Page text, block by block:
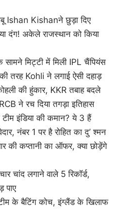
Ishan Kishanने छुड़ा दिए
दंग! अकेले राजस्थान को किया
मिट्टी में मिली IPL चैंपियंस
तरह Kohli ने लगाई ऐसी दहाड़
की हुंकार, KKR तबाह बदले
ने रच दिया तगड़ा इतिहास
टीम इंडिया की कमान? ये 3 हैं
नंबर 1 पर है रोहित का दु’ श्मन
की कप्तानी का ऑफर, क्या छोड़ेंगे
चांद लगाने वाले 5 रिकॉर्ड,
पाए
के बैटिंग कोच, इंग्लैंड के खिलाफ